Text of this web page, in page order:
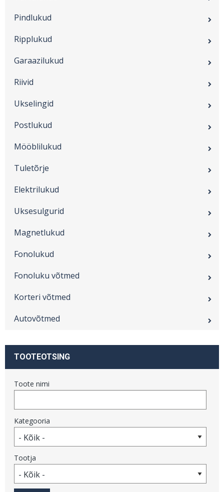
Pindlukud
Ripplukud
Garaazilukud
Riivid
Ukselingid
Postlukud
Mööblilukud
Tuletõrje
Elektrilukud
Uksesulgurid
Magnetlukud
Fonolukud
Fonoluku võtmed
Korteri võtmed
Autovõtmed
TOOTEOTSING
Toote nimi
Kategooria
Tootja